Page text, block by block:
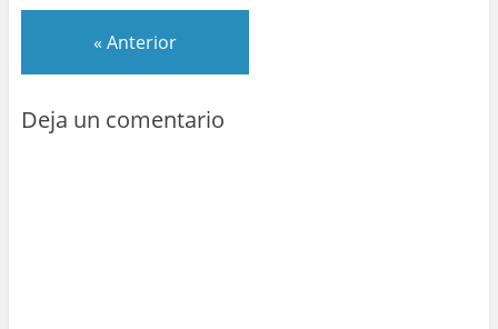
« Anterior
Deja un comentario